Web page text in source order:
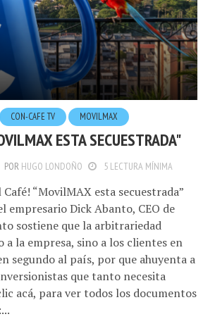
CON-CAFE TV MOVILMAX
ESTA SECUESTRADA"
POR HUGO LONDOÑO 5 LECTURA MÍNIMA
“MovilMAX esta secuestrada”
empresario Dick Abanto, CEO de
sostiene que la arbitrariedad
a la empresa, sino a los clientes en
segundo al país, por que ahuyenta a
que tanto necesita
acá, para ver todos los documentos